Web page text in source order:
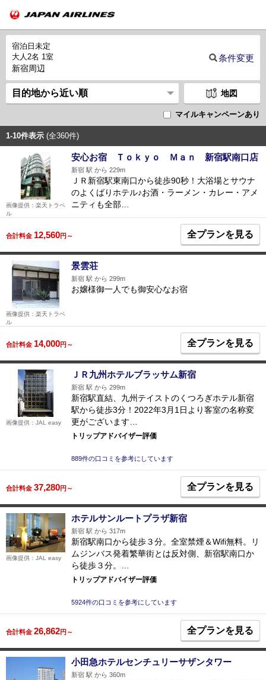
宿泊日未定
大人2名 1室
新宿周辺
条件変更
地図
マイルキャンペーンあり
1-10件表示 (全360件)
安心お宿 Ｔｏｋｙｏ Ｍａｎ 新宿駅南口店
新宿 駅 から 229m
ＪＲ新宿駅東南口から徒歩90秒！大浴場とサウナ
のよくばりホテル♪お酒・ラーメン・カレー・アメ
ニティも全部…
画像提供：楽天トラベ
ル
合計料金 12,560円～ 全プランを見る
景雲荘
新宿 駅 から 299m
お嬢様御一人でも御安心なお宿
画像提供：楽天トラベ
ル
合計料金 14,000円～ 全プランを見る
ＪＲ九州ホテルブラッサム新宿
新宿 駅 から 299m
新宿駅直結、九州テイストのくつろぎホテル新宿
駅から徒歩3分！2022年3月1日より客室の名称変
更がございます…
トリップアドバイザー評価
889件の口コミを参考にしています
画像提供：JAL easy
合計料金 37,280円～ 全プランを見る
ホテルサンルートプラザ新宿
新宿 駅 から 317m
新宿駅南口から徒歩３分。全室禁煙＆Wifi無料。リ
ムジンバス発着繁華街とは反対側、新宿駅南口か
ら徒歩３分。…
トリップアドバイザー評価
5924件の口コミを参考にしています
画像提供：JAL easy
合計料金 26,862円～ 全プランを見る
小田急ホテルセンチュリーサザンタワー
新宿 駅 から 360m